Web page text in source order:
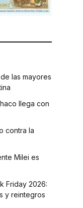
las mayores
llega con
contra la
Milei es
Friday 2026:
y reintegros